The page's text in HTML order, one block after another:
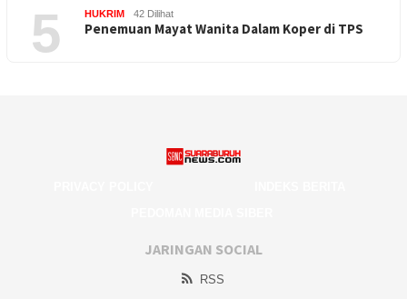
5 HUKRIM 42 Dilihat
Penemuan Mayat Wanita Dalam Koper di TPS
JARINGAN SOCIAL
RSS